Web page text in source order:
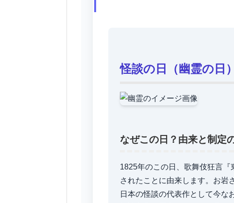
怪談の日（幽霊の日）
なぜこの日？由来と制定
1825年のこの日、歌舞伎狂言
されたことに由来します。お岩
日本の怪談の代表作として今な